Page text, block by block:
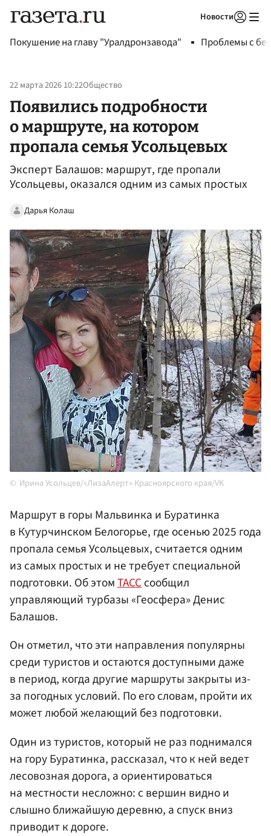
Новости
Покушение на главу "Уралдронзавода" Проблемы с
22 марта 2026 10:22Общество
Появились подробности
о маршруте, на котором
пропала семья Усольцевых
Эксперт Балашов: маршрут, где пропали
Усольцевы, оказался одним из самых простых
Дарья Колаш
Ирина Усольцев/«ЛизаАлерт» Красноярского края/VK
Маршрут в горы Мальвинка и Буратинка
в Кутурчинском Белогорье, где осенью 2025 года
пропала семья Усольцевых, считается одним
из самых простых и не требует специальной
подготовки. Об этомТАССсообщил
управляющий турбазы «Геосфера» Денис
Балашов.
Он отметил, что эти направления популярны
среди туристов и остаются доступными даже
в период, когда другие маршруты закрыты из-
за погодных условий. По его словам, пройти их
может любой желающий без подготовки.
Один из туристов, который не раз поднимался
на гору Буратинка, рассказал, что к ней ведет
лесовозная дорога, а ориентироваться
на местности несложно: с вершин видно и
слышно ближайшую деревню, а спуск вниз
приводит к дороге.